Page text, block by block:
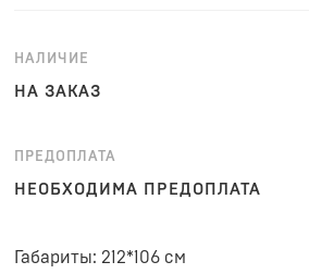
НАЛИЧИЕ
НА ЗАКАЗ
ПРЕДОПЛАТА
НЕОБХОДИМА ПРЕДОПЛАТА
Габариты: 212*106 см